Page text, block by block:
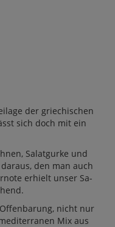
der grie­chi­schen
sich doch mit ein
Sa­lat­gur­ke und
den man auch
er­hielt un­ser Sa­
nicht nur
Mix aus